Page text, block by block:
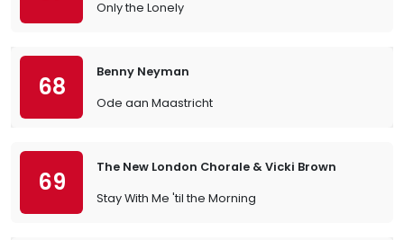
Only the Lonely
68
Benny Neyman
Ode aan Maastricht
69
The New London Chorale & Vicki Brown
Stay With Me 'til the Morning